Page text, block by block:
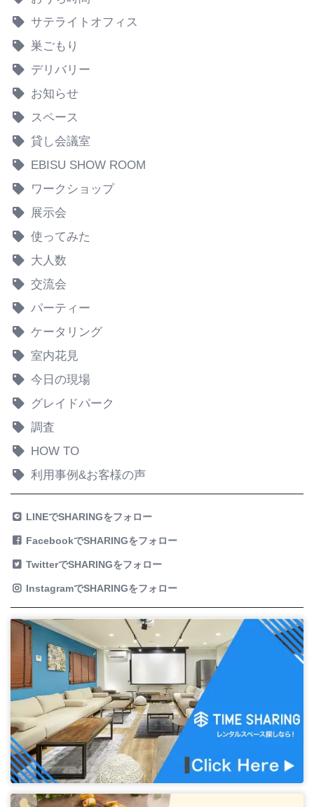
サテライトオフィス
巣ごもり
デリバリー
お知らせ
スペース
貸し会議室
EBISU SHOW ROOM
ワークショップ
展示会
使ってみた
大人数
交流会
パーティー
ケータリング
室内花見
今日の現場
グレイドパーク
調査
HOW TO
利用事例&お客様の声
LINEでSHARINGをフォロー
FacebookでSHARINGをフォロー
TwitterでSHARINGをフォロー
InstagramでSHARINGをフォロー